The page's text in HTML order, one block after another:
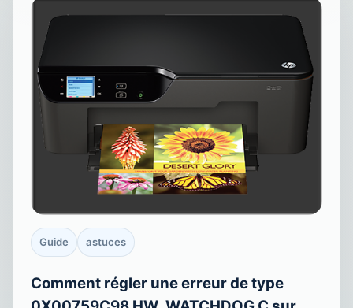
Guide astuces
Comment régler une erreur de type